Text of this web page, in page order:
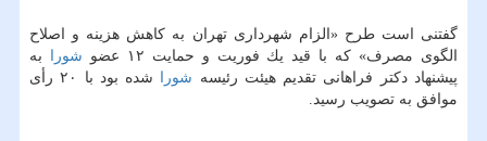
گفتنی است طرح «الزام شهرداری تهران به كاهش هزینه و اصلاح
الگوی مصرف» كه با قید یك فوریت و حمایت ۱۲ عضو
شورا به
پیشنهاد دكتر فراهانی تقدیم هیئت رئیسه شورا
شده بود با ۲۰ رأی
موافق به تصویب رسید.